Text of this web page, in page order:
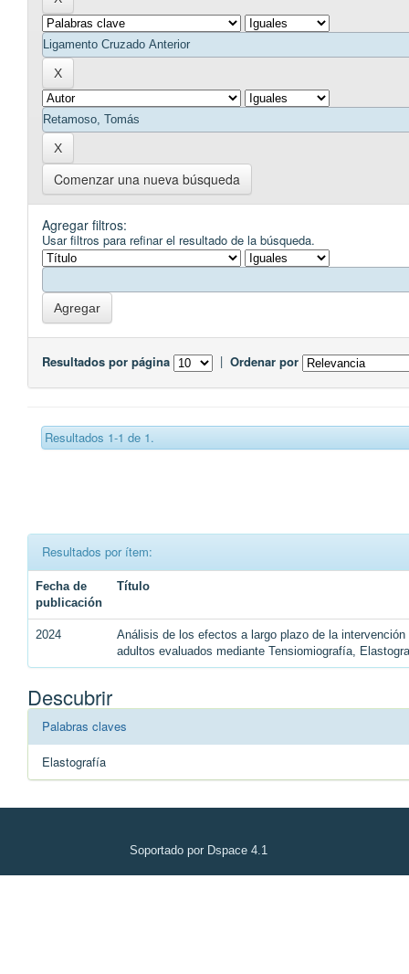
Comenzar una nueva búsqueda
Agregar filtros:
Usar filtros para refinar el resultado de la búsqueda.
Resultados por página | Ordenar por
Resultados 1-1 de 1.
Resultados por ítem:
Fecha de
publicación
Título
2024
Análisis de los efectos a largo plazo de la
adultos evaluados mediante Tensiomiografía,
Descubrir
Palabras claves
Elastografía
Soportado por Dspace 4.1